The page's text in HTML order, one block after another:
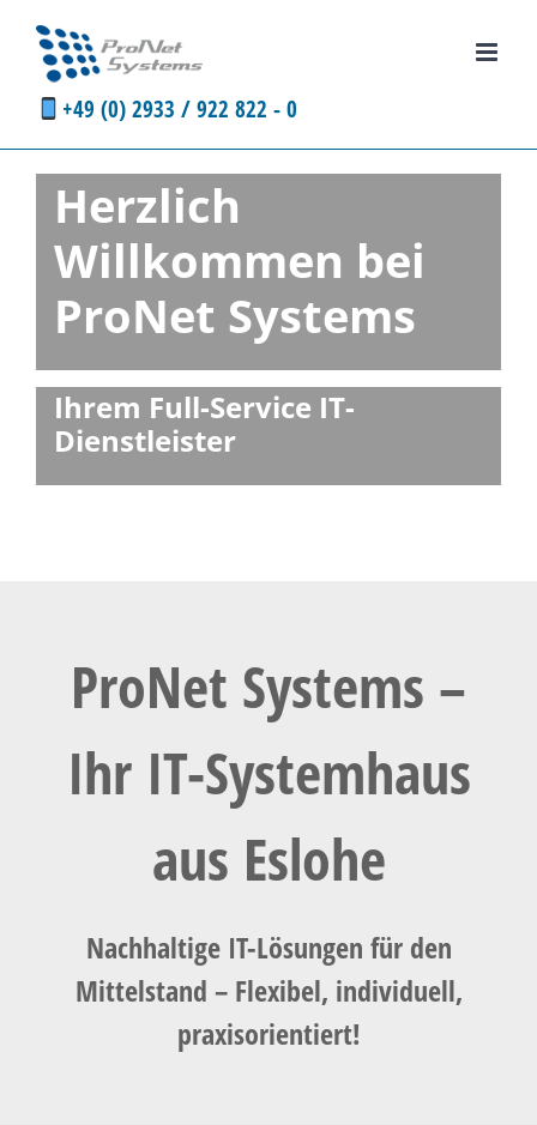
Inhalt
springen
+49 (0) 2933 / 922 822 - 0
Herzlich
Willkommen bei
ProNet Systems
Ihrem Full-Service IT-
Dienstleister
ProNet Systems –
Ihr IT-Systemhaus
aus Eslohe
Nachhaltige IT-Lösungen für den
Mittelstand – Flexibel, individuell,
praxisorientiert!